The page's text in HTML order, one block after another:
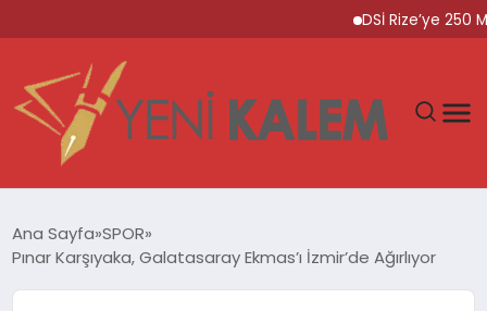
DSİ Rize’ye 250
Ana Sayfa SPOR
Pınar Karşıyaka, Galatasaray Ekmas’ı İzmir’de Ağırlıyor